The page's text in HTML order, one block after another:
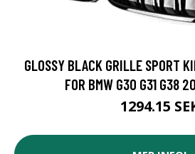
GLOSSY BLACK GRILLE SPORT
FOR BMW G30 G31 G38
1294.15